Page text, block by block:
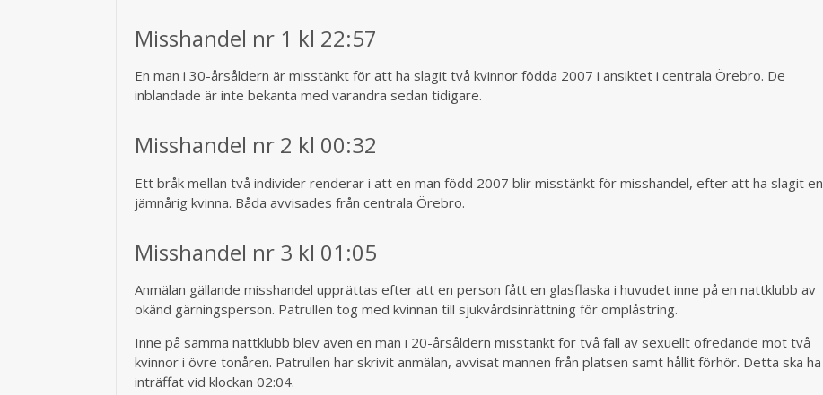
Misshandel nr 1 kl 22:57
En man i 30-årsåldern är misstänkt för att ha slagit två kvinnor födda 2007 i ansiktet i centrala Örebro. De
inblandade är inte bekanta med varandra sedan tidigare.
Misshandel nr 2 kl 00:32
Ett bråk mellan två individer renderar i att en man född 2007 blir misstänkt för misshandel, efter att ha slagit en
jämnårig kvinna. Båda avvisades från centrala Örebro.
Misshandel nr 3 kl 01:05
Anmälan gällande misshandel upprättas efter att en person fått en glasflaska i huvudet inne på en nattklubb av
okänd gärningsperson. Patrullen tog med kvinnan till sjukvårdsinrättning för omplåstring.
Inne på samma nattklubb blev även en man i 20-årsåldern misstänkt för två fall av sexuellt ofredande mot två
kvinnor i övre tonåren. Patrullen har skrivit anmälan, avvisat mannen från platsen samt hållit förhör. Detta ska ha
inträffat vid klockan 02:04.